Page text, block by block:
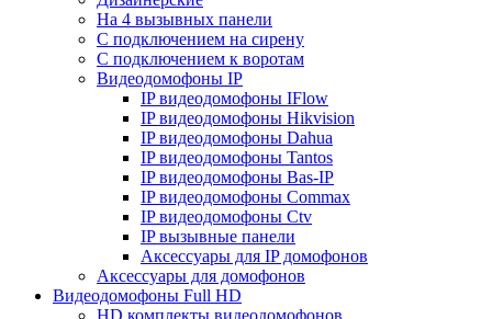
На 4 вызывных панели
С подключением на сирену
С подключением к воротам
Видеодомофоны IP
IP видеодомофоны IFlow
IP видеодомофоны Hikvision
IP видеодомофоны Dahua
IP видеодомофоны Tantos
IP видеодомофоны Bas-IP
IP видеодомофоны Commax
IP видеодомофоны Ctv
IP вызывные панели
Аксессуары для IP домофонов
Аксессуары для домофонов
Видеодомофоны Full HD
HD комплекты видеодомофонов